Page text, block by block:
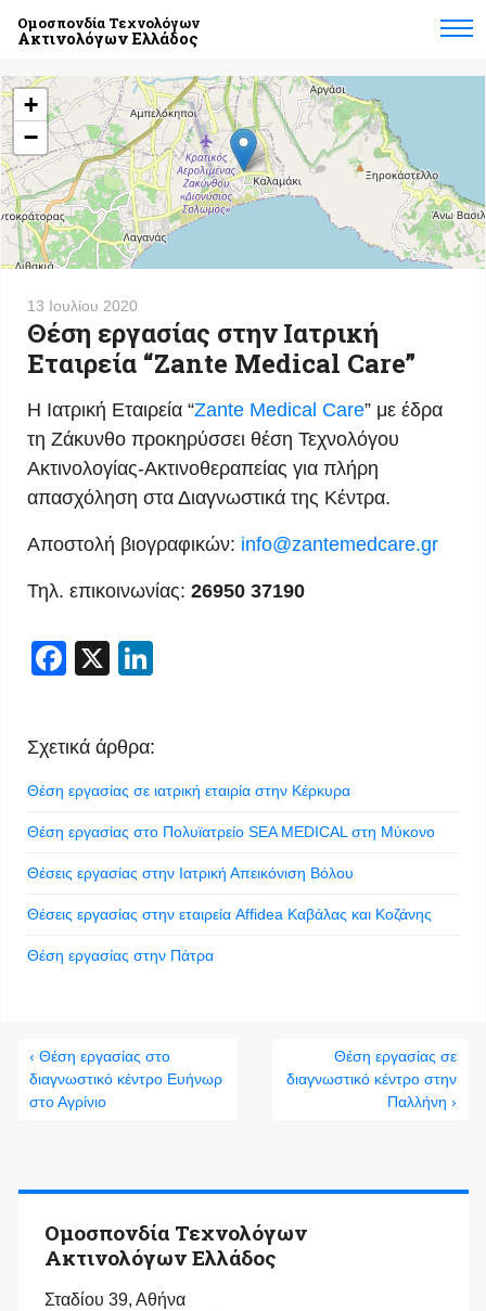
Ομοσπονδία Τεχνολόγων
Ακτινολόγων Ελλάδος
+
−
13 Ιουλίου 2020
Θέση εργασίας στην Ιατρική
Εταιρεία “Zante Medical Care”
Η Ιατρική Εταιρεία “Zante Medical Care” με έδρα
τη Ζάκυνθο προκηρύσσει θέση Τεχνολόγου
Ακτινολογίας-Ακτινοθεραπείας για πλήρη
απασχόληση στα Διαγνωστικά της Κέντρα.
Αποστολή βιογραφικών: info@zantemedcare.gr
Τηλ. επικοινωνίας: 26950 37190
Facebook
X
Σχετικά άρθρα:
Θέση εργασίας σε ιατρική εταιρία στην Κέρκυρα
Θέση εργασίας στο Πολυϊατρείο SEA MEDICAL στη Μύκονο
Θέσεις εργασίας στην Ιατρική Απεικόνιση Βόλου
Θέσεις εργασίας στην εταιρεία Affidea Καβάλας και Κοζάνης
Θέση εργασίας στην Πάτρα
‹ Θέση εργασίας στο
διαγνωστικό κέντρο Ευήνωρ
στο Αγρίνιο
Θέση εργασίας σε
διαγνωστικό κέντρο στην
Παλλήνη ›
Ομοσπονδία Τεχνολόγων
Ακτινολόγων Ελλάδος
Σταδίου 39, Αθήνα